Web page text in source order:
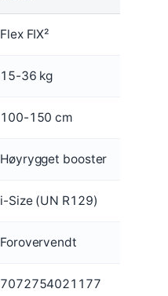
Flex FIX²
15-36 kg
100-150 cm
Høyrygget booster
i-Size (UN R129)
Forovervendt
7072754021177